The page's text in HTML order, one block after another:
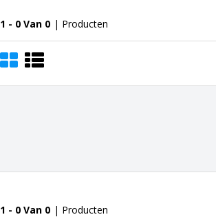
1 - 0 Van 0 | Producten
1 - 0 Van 0 | Producten